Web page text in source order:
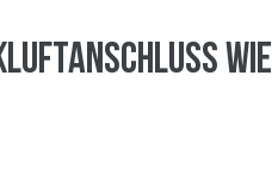
wie